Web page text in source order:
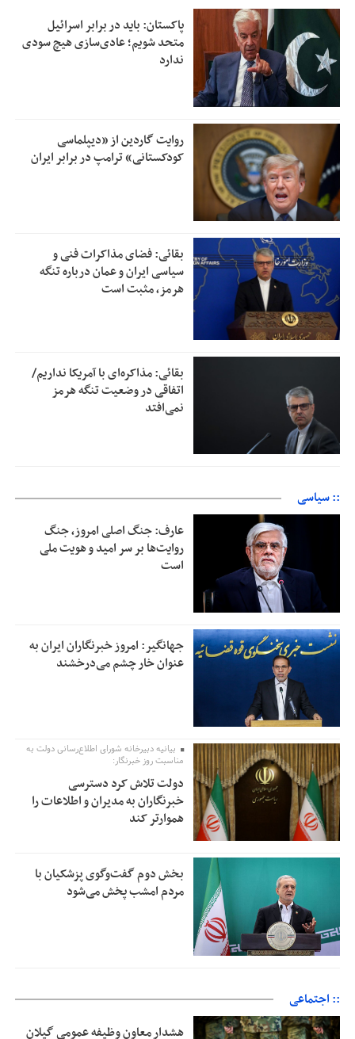
پاکستان: باید در برابر اسرائیل
متحد شویم؛ عادی‌سازی هیچ سودی
ندارد
روایت گاردین از «دیپلماسی
کودکستانی» ترامپ در برابر ایران
بقائی: فضای مذاکرات فنی و
سیاسی ایران و عمان درباره تنگه
هرمز، مثبت است
بقائی: مذاکره‌ای با آمریکا نداریم/
اتفاقی در وضعیت تنگه هرمز
نمی‌افتد
:: سیاسی
عارف: جنگ اصلی امروز، جنگ
روایت‌ها بر سر امید و هویت ملی
است
جهانگیر: امروز خبرنگاران ایران به
عنوان خار چشم می‌درخشند
بیانیه دبیرخانه شورای اطلاع‌رسانی دولت به
مناسبت روز خبرنگار:
دولت تلاش کرد دسترسی
خبرنگاران به مدیران و اطلاعات را
هموارتر کند
بخش دوم گفت‌وگوی پزشکیان با
مردم امشب پخش می‌شود
:: اجتماعی
هشدار معاون وظیفه عمومی گیلان